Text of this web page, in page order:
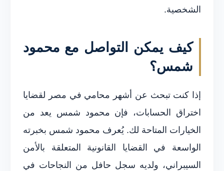
الشخصية.
كيف يمكن التواصل مع محمود
شمس؟
إذا كنت تبحث عن أشهر محامي في مصر لقضايا
اختراق الحسابات، فإن محمود شمس يعد من
الخيارات المتاحة لك. يُعرف محمود شمس بخبرته
الواسعة في القضايا القانونية المتعلقة بالأمن
السيبراني، ولديه سجل حافل من النجاحات في